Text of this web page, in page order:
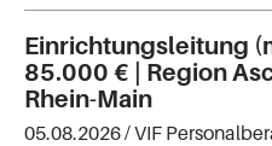
Einrichtungsleitung
85.000 € | Region
Rhein-Main
05.08.2026 /VIF